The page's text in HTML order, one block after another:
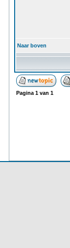
Naar boven
Pagina 1 van 1